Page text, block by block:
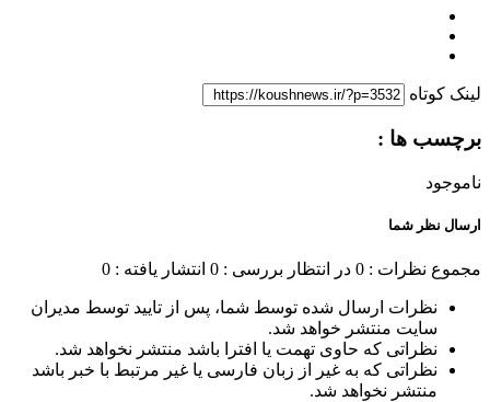
لینک کوتاه
برچسب ها :
ناموجود
ارسال نظر شما
مجموع نظرات : 0 در انتظار بررسی : 0 انتشار یافته : 0
نظرات ارسال شده توسط شما، پس از تایید توسط مدیران
سایت منتشر خواهد شد.
نظراتی که حاوی تهمت یا افترا باشد منتشر نخواهد شد.
نظراتی که به غیر از زبان فارسی یا غیر مرتبط با خبر باشد
منتشر نخواهد شد.